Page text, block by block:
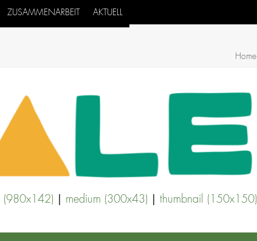
ZUSAMMENARBEIT AKTUELL
Home
(980x142) | medium (300x43) | thumbnail (150x150)